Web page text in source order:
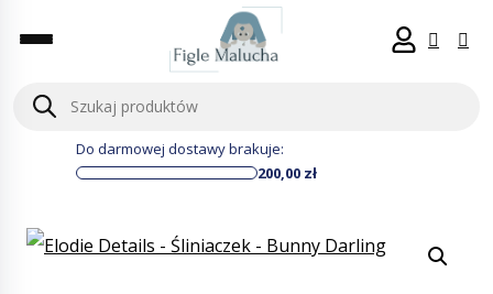
Wyszukiwarka
produktów
Do darmowej dostawy brakuje:
200,00 zł